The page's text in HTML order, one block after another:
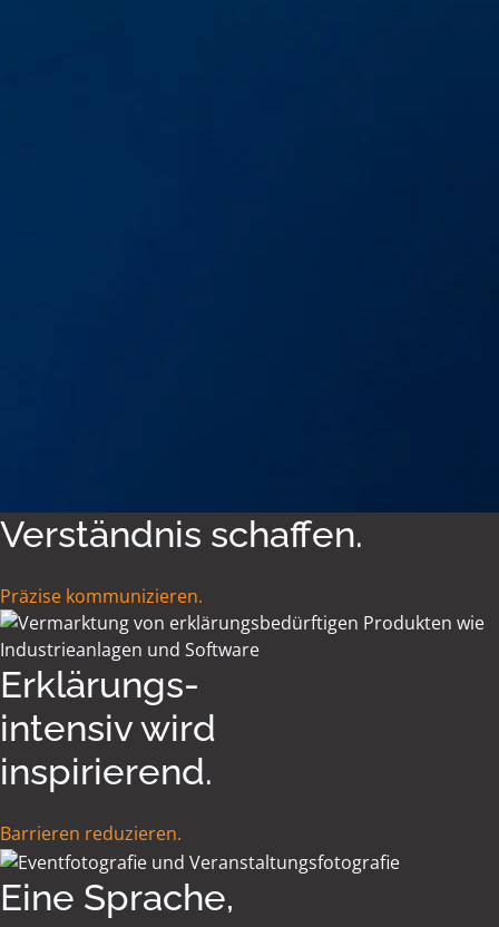
Verständnis schaffen.
Präzise kommunizieren.
Erklärungs-
intensiv wird
inspirierend.
Barrieren reduzieren.
Eine Sprache,